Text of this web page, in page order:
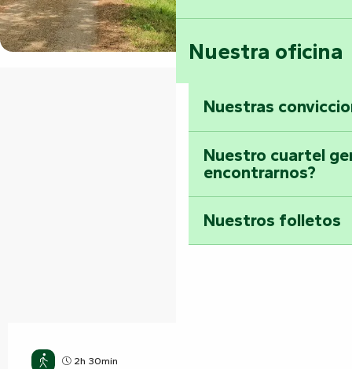
Nuestra oficina
Nuestras
Nuestro cuartel
encontrarnos?
Nuestros folletos
2h 30min